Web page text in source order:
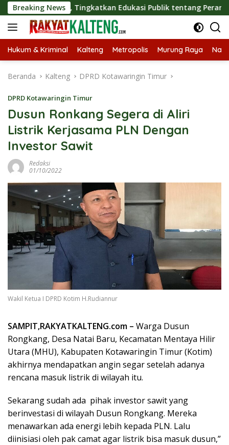
Langsung
ke
konten
Breaking News
Tingkatkan Edukasi Publik tentang Peran DPD RI
Hukum & Kriminal Kalteng Metropolis Murung Raya
Beranda Kalteng DPRD Kotawaringin Timur
DPRD Kotawaringin Timur
Dusun Ronkang Segera di Aliri
Listrik Kerjasama PLN Dengan
Investor Sawit
Redaksi
01/10/2022
Wakil Ketua I DPRD Kotim H.Rudiannur
SAMPIT,RAKYATKALTENG.com – Warga Dusun
Rongkang, Desa Natai Baru, Kecamatan Mentaya Hilir
Utara (MHU), Kabupaten Kotawaringin Timur (Kotim)
akhirnya mendapatkan angin segar setelah adanya
rencana masuk listrik di wilayah itu.
Sekarang sudah ada pihak investor sawit yang
berinvestasi di wilayah Dusun Rongkang. Mereka
menawarkan ada energi lebih kepada PLN. Lalu
diinisiasi oleh pak camat agar listrik bisa masuk dusun,”